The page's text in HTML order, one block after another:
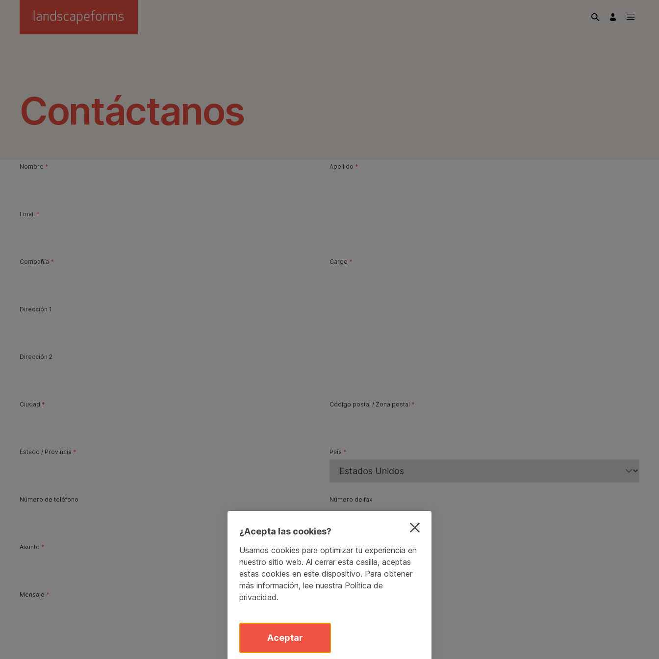
Saltar al contenido principal
Contáctanos
Nombre * Apellido *
Email *
Compañía * Cargo *
Dirección 1
Dirección 2
Ciudad * Código postal / Zona postal *
Estado / Provincia * País *
Número de teléfono Número de fax
Asunto *
Mensaje *
¿Acepta las cookies?
Usamos cookies para optimizar tu experiencia en
nuestro sitio web. Al cerrar esta casilla, aceptas
estas cookies en este dispositivo. Para obtener
más información, lee nuestra Política de
privacidad.
Aceptar